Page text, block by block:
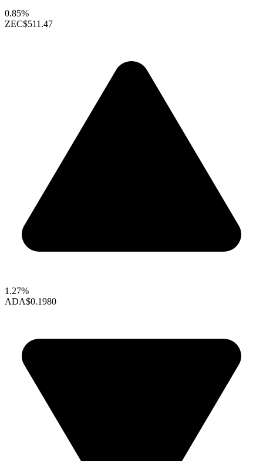
0.85%
ZEC$511.47
1.27%
ADA$0.1980